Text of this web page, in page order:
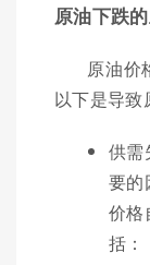
原油下跌
原油价
以下是导致
供需
要的
价格
括：